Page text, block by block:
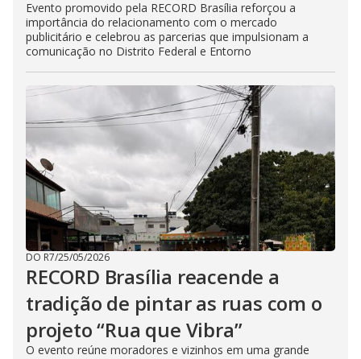
Evento promovido pela RECORD Brasília reforçou a
importância do relacionamento com o mercado
publicitário e celebrou as parcerias que impulsionam a
comunicação no Distrito Federal e Entorno
DO R7/25/05/2026
RECORD Brasília reacende a
tradição de pintar as ruas com o
projeto “Rua que Vibra”
O evento reúne moradores e vizinhos em uma grande